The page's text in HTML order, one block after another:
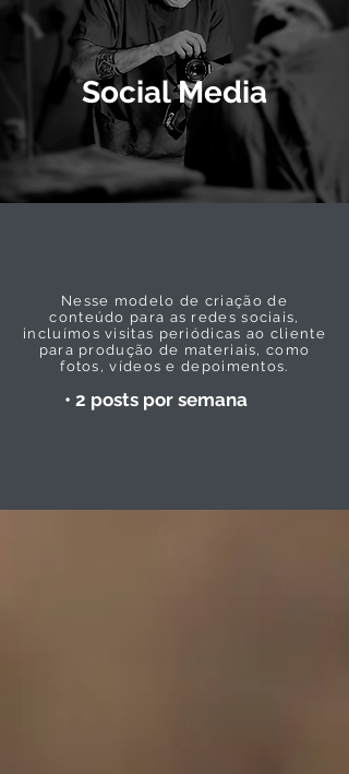
Social Media
Nesse modelo de criação de
conteúdo para as redes sociais,
incluímos visitas periódicas ao cliente
para produção de materiais, como
fotos, vídeos e depoimentos.
• 2 posts por semana